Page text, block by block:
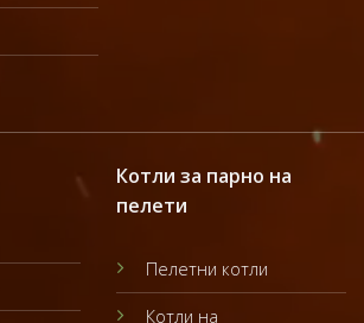
Котли за парно на
пелети
Пелетни котли
Котли на